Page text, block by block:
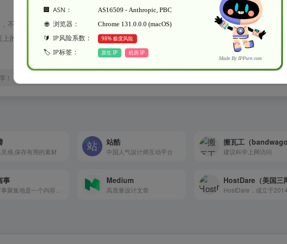
特别声明
不保证外部链接的准确性和完整性，同时，对于该外部链接的指向，不由水木纱纪实际控
的内容，都属于合规合法，后期网页的内容如出现违规，可以直接联系网站管理员进行删
！
感,保存有用的素材
站酷
中国人气设计师互动平台 建议科学上网访问
事 Medium
高质量设计文章